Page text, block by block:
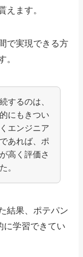
えます。
で実現できる方
。
するのは、
にもきつい
エンジニア
あれば、ポ
高く評価さ
。
結果、ポテパン
に学習できてい